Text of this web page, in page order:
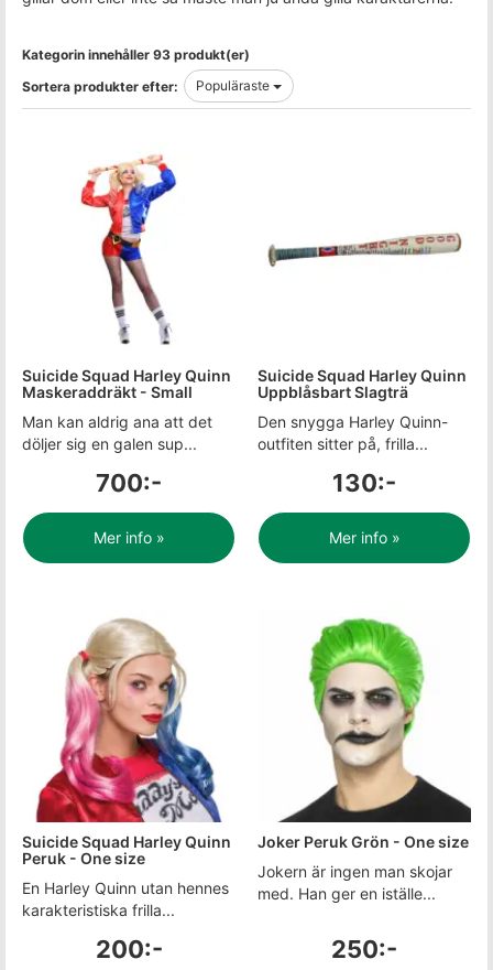
Kategorin innehåller 93 produkt(er)
Sortera produkter efter:
Populäraste
Suicide Squad Harley Quinn
Maskeraddräkt - Small
Man kan aldrig ana att det
döljer sig en galen sup...
700:-
Mer info »
Suicide Squad Harley Quinn
Uppblåsbart Slagträ
Den snygga Harley Quinn-
outfiten sitter på, frilla...
130:-
Mer info »
Suicide Squad Harley Quinn
Peruk - One size
En Harley Quinn utan hennes
karakteristiska frilla...
200:-
Joker Peruk Grön - One size
Jokern är ingen man skojar
med. Han ger en iställe...
250:-